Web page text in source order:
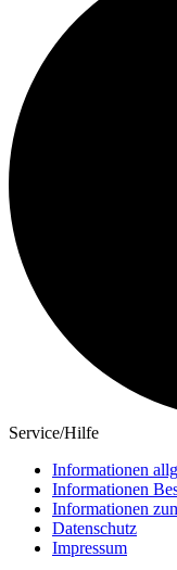
Service/Hilfe
Informationen
Informationen
Informationen
Datenschutz
Impressum